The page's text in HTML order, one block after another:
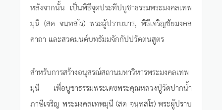
หลังจากนั้น เป็นพิธีจุดประทีปบูชาธรรมพระมงคลเทพ
มุนี (สด จนฺทสโร) พระผู้ปราบมาร, พิธีเจริญชัยมงคล
คาถา และสวดมนต์บทธัมมจักกัปปวัตตนสูตร
สำหรับการสร้างอนุสรณ์สถานมหาวิหารพระมงคลเทพ
มุนี เพื่อบูชาธรรมพระเดชพระคุณหลวงปู่วัดปากน้ำ
ภาษีเจริญ พระมงคลเทพมุนี (สด จนฺทสโร) พระผู้ปราบ